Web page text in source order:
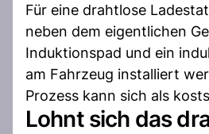
Für eine drahtlose
neben dem eigentlichen
Induktionspad und ein
am Fahrzeug installiert
Prozess kann sich als
Lohnt sich das